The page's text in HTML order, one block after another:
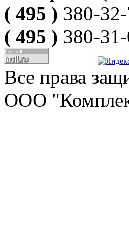
( 495 ) 380-
( 495 ) 380-
Все права
ООО